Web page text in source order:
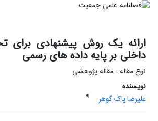
ارائه یک روش پیشنهادی برای
داخلی بر پایه داده های رسمی
نوع مقاله : مقاله پژوهشی
نویسنده
علیرضا پاک گوهر
¶